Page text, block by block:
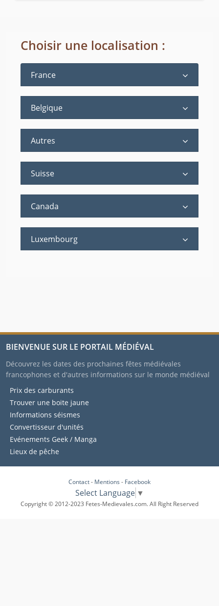
Choisir une localisation :
France
Belgique
Autres
Suisse
Canada
Luxembourg
BIENVENUE SUR LE PORTAIL MÉDIÉVAL
Découvrez les dates des prochaines fêtes médiévales
francophones et d'autres informations sur le monde médiéval
Prix des carburants
Trouver une boite jaune
Informations séismes
Convertisseur d'unités
Evénements Geek / Manga
Lieux de pêche
Contact- Mentions - Facebook
Select Language ▼
Copyright © 2012-2023 Fetes-Medievales.com. All Right Reserved